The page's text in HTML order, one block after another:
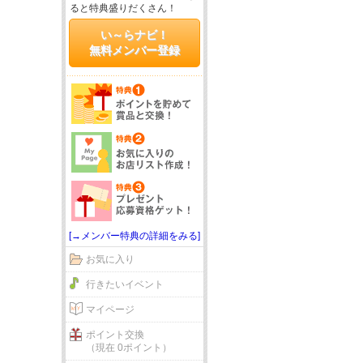
ると特典盛りだくさん！
い～らナビ！
無料メンバー登録
[→メンバー特典の詳細をみる]
お気に入り
行きたいイベント
マイページ
ポイント交換
（現在 0ポイント）